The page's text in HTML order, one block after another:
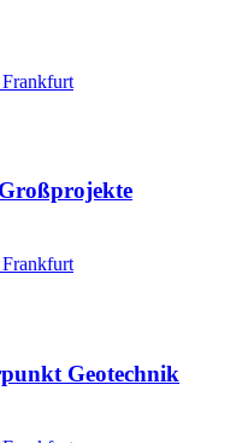
Frankfurt
Frankfurt
Geotechnik